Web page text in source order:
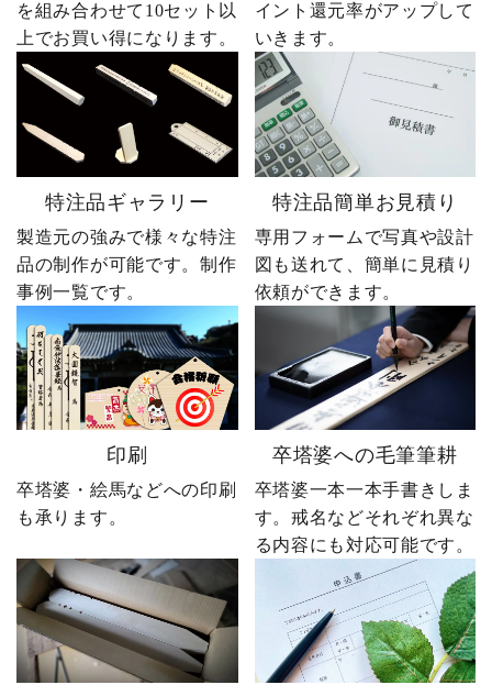
を組み合わせて10セット以
上でお買い得になります。
イント還元率がアップして
いきます。
特注品ギャラリー
製造元の強みで様々な特注
品の制作が可能です。制作
事例一覧です。
特注品簡単お見積り
専用フォームで写真や設計
図も送れて、簡単に見積り
依頼ができます。
印刷
卒塔婆・絵馬などへの印刷
も承ります。
卒塔婆への毛筆筆耕
卒塔婆一本一本手書きしま
す。戒名などそれぞれ異な
る内容にも対応可能です。